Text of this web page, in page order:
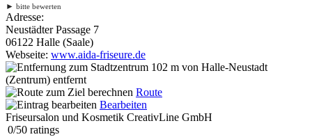
► bitte bewerten
Adresse:
Neustädter Passage 7
06122 Halle (Saale)
Webseite: www.aida-friseure.de
102 m von Halle-Neustadt
(Zentrum) entfernt
Route
Bearbeiten
Friseursalon und Kosmetik CreativLine GmbH
0/50 ratings